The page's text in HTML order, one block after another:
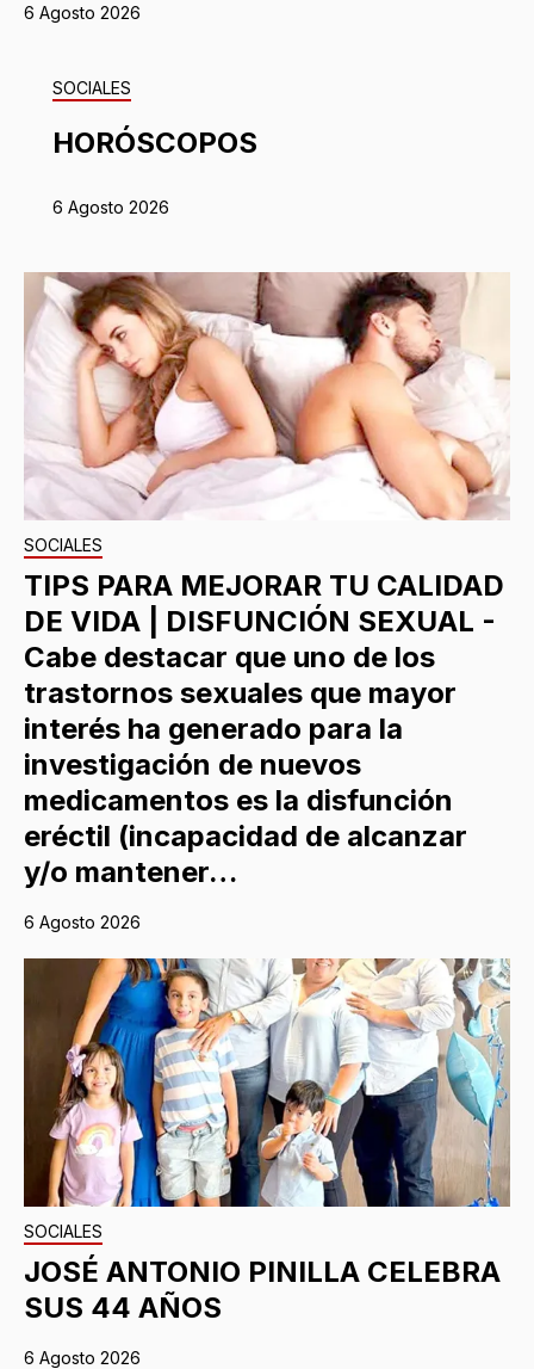
6 Agosto 2026
SOCIALES
HORÓSCOPOS
6 Agosto 2026
SOCIALES
TIPS PARA MEJORAR TU CALIDAD
DE VIDA | DISFUNCIÓN SEXUAL -
Cabe destacar que uno de los
trastornos sexuales que mayor
interés ha generado para la
investigación de nuevos
medicamentos es la disfunción
eréctil (incapacidad de alcanzar
y/o mantener…
6 Agosto 2026
SOCIALES
JOSÉ ANTONIO PINILLA CELEBRA
SUS 44 AÑOS
6 Agosto 2026